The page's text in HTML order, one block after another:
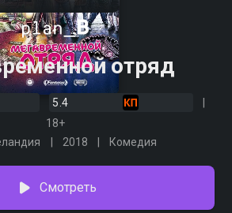
отряд
5.4
18+
2018 Комедия
Смотреть